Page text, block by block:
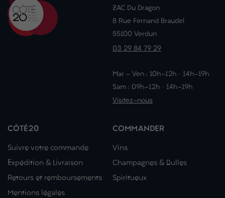
ZAC Du Dragon
8 Rue Fernand Braudel
55100 Verdun
03 29 84 79 29
Mar - Ven : 10h-12h · 14h-19h
Sam : 09h-12h · 14h-19h
Visitez-nous
CÔTÉ20
Suivre votre commande
Expédition & Livraison
Retours et remboursements
Mentions légales
COMMANDER
Vins
Champagnes & Bulles
Spiritueux